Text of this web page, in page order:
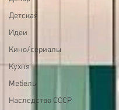
Детская
Идеи
Кино/сериалы
Кухня
Мебель
Наследство СССР